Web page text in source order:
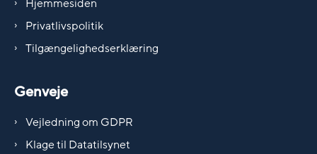
Hjemmesiden
Privatlivspolitik
Tilgængelighedserklæring
Genveje
Vejledning om GDPR
Klage til Datatilsynet